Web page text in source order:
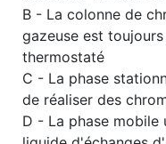
B - La colonne de
gazeuse est
thermostaté
C - La phase
de réaliser des
D - La phase mobile